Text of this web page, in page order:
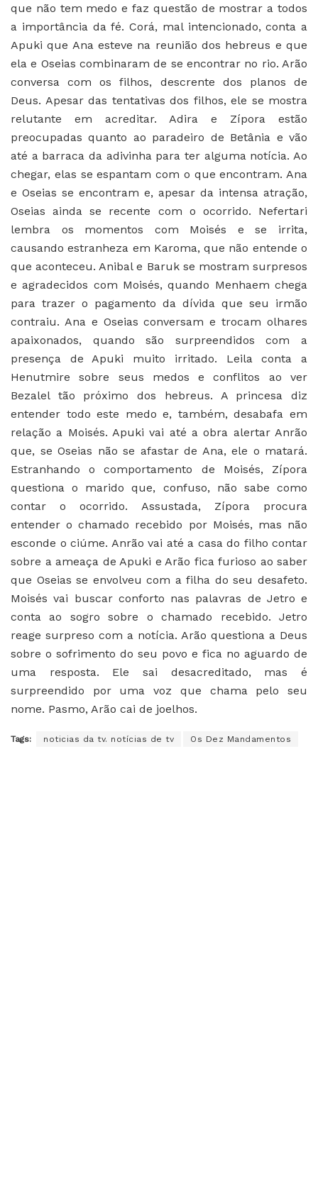
que não tem medo e faz questão de mostrar a todos
a importância da fé. Corá, mal intencionado, conta a
Apuki que Ana esteve na reunião dos hebreus e que
ela e Oseias combinaram de se encontrar no rio. Arão
conversa com os filhos, descrente dos planos de
Deus. Apesar das tentativas dos filhos, ele se mostra
relutante em acreditar. Adira e Zípora estão
preocupadas quanto ao paradeiro de Betânia e vão
até a barraca da adivinha para ter alguma notícia. Ao
chegar, elas se espantam com o que encontram. Ana
e Oseias se encontram e, apesar da intensa atração,
Oseias ainda se recente com o ocorrido. Nefertari
lembra os momentos com Moisés e se irrita,
causando estranheza em Karoma, que não entende o
que aconteceu. Anibal e Baruk se mostram surpresos
e agradecidos com Moisés, quando Menhaem chega
para trazer o pagamento da dívida que seu irmão
contraiu. Ana e Oseias conversam e trocam olhares
apaixonados, quando são surpreendidos com a
presença de Apuki muito irritado. Leila conta a
Henutmire sobre seus medos e conflitos ao ver
Bezalel tão próximo dos hebreus. A princesa diz
entender todo este medo e, também, desabafa em
relação a Moisés. Apuki vai até a obra alertar Anrão
que, se Oseias não se afastar de Ana, ele o matará.
Estranhando o comportamento de Moisés, Zípora
questiona o marido que, confuso, não sabe como
contar o ocorrido. Assustada, Zípora procura
entender o chamado recebido por Moisés, mas não
esconde o ciúme. Anrão vai até a casa do filho contar
sobre a ameaça de Apuki e Arão fica furioso ao saber
que Oseias se envolveu com a filha do seu desafeto.
Moisés vai buscar conforto nas palavras de Jetro e
conta ao sogro sobre o chamado recebido. Jetro
reage surpreso com a notícia. Arão questiona a Deus
sobre o sofrimento do seu povo e fica no aguardo de
uma resposta. Ele sai desacreditado, mas é
surpreendido por uma voz que chama pelo seu
nome. Pasmo, Arão cai de joelhos.
Tags: noticias da tv. notícias de tv Os Dez Mandamentos